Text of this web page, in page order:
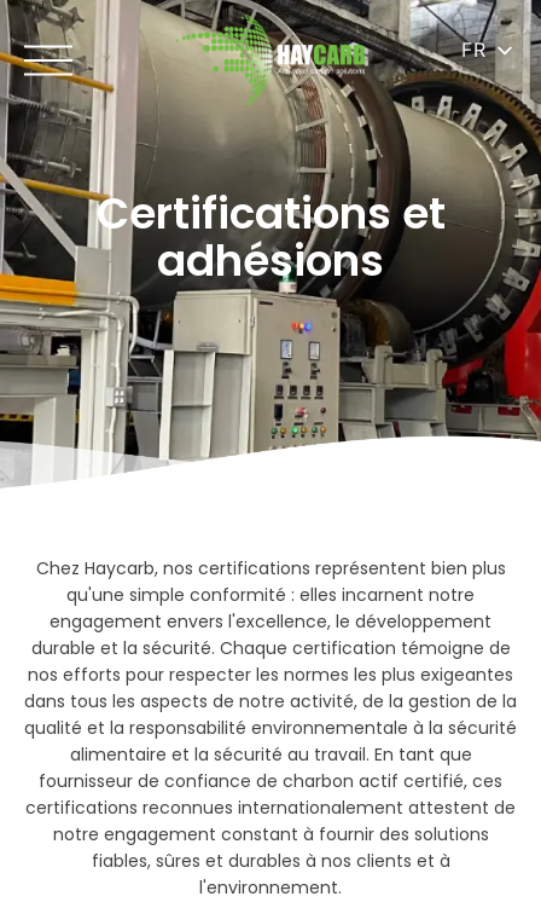
FR
Certifications et
adhésions
Chez Haycarb, nos certifications représentent bien plus
qu'une simple conformité : elles incarnent notre
engagement envers l'excellence, le développement
durable et la sécurité. Chaque certification témoigne de
nos efforts pour respecter les normes les plus exigeantes
dans tous les aspects de notre activité, de la gestion de la
qualité et la responsabilité environnementale à la sécurité
alimentaire et la sécurité au travail. En tant que
fournisseur de confiance de charbon actif certifié, ces
certifications reconnues internationalement attestent de
notre engagement constant à fournir des solutions
fiables, sûres et durables à nos clients et à
l'environnement.